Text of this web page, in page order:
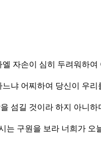
자손이 심히 두려워하여
냐 어찌하여 당신이 우리
섬길 것이라 하지 아니하
는 구원을 보라 너희가 오